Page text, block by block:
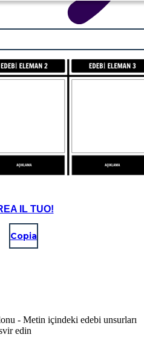
IL TUO!
Copia
- Metin içindeki edebi unsurları
edin